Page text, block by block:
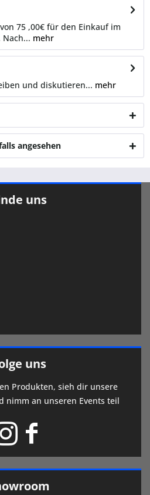
75 ,00€ für den Einkauf im
Nach... mehr
und diskutieren... mehr
angesehen
uns
uns
Produkten, sieh dir unsere
nimm an unseren Events teil